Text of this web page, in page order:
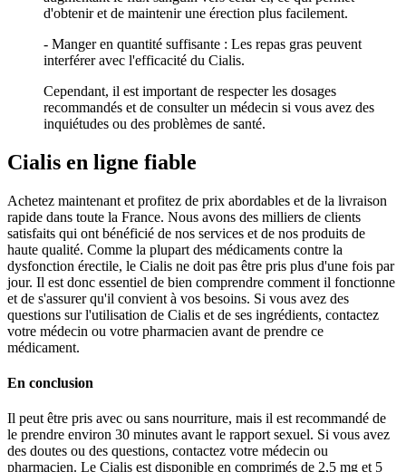
d'obtenir et de maintenir une érection plus facilement.
- Manger en quantité suffisante : Les repas gras peuvent
interférer avec l'efficacité du Cialis.
Cependant, il est important de respecter les dosages
recommandés et de consulter un médecin si vous avez des
inquiétudes ou des problèmes de santé.
Cialis en ligne fiable
Achetez maintenant et profitez de prix abordables et de la livraison
rapide dans toute la France. Nous avons des milliers de clients
satisfaits qui ont bénéficié de nos services et de nos produits de
haute qualité. Comme la plupart des médicaments contre la
dysfonction érectile, le Cialis ne doit pas être pris plus d'une fois par
jour. Il est donc essentiel de bien comprendre comment il fonctionne
et de s'assurer qu'il convient à vos besoins. Si vous avez des
questions sur l'utilisation de Cialis et de ses ingrédients, contactez
votre médecin ou votre pharmacien avant de prendre ce
médicament.
En conclusion
Il peut être pris avec ou sans nourriture, mais il est recommandé de
le prendre environ 30 minutes avant le rapport sexuel. Si vous avez
des doutes ou des questions, contactez votre médecin ou
pharmacien. Le Cialis est disponible en comprimés de 2,5 mg et 5